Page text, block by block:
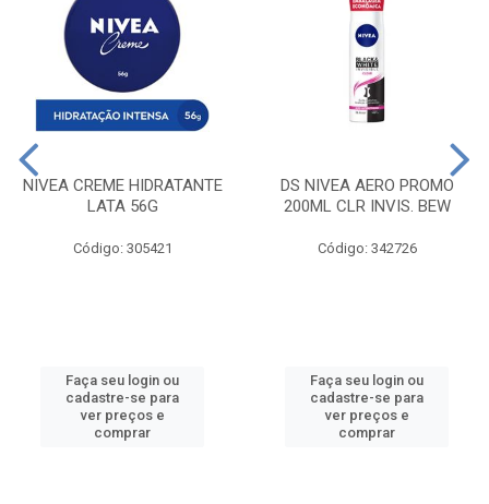
NIVEA CREME HIDRATANTE
LATA 56G
Código: 305421
Faça seu login ou
cadastre-se para
ver preços e
comprar
DS NIVEA AERO PROMO
200ML CLR INVIS. BEW
Código: 342726
Faça seu login ou
cadastre-se para
ver preços e
comprar